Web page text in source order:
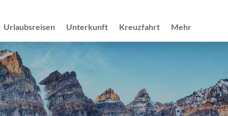
Urlaubsreisen Unterkunft Kreuzfahrt Mehr